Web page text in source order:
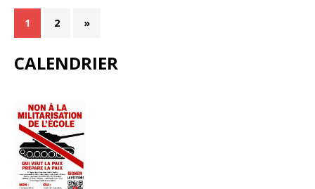
1 2 »
CALENDRIER